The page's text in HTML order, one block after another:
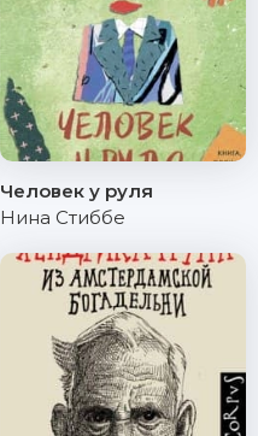
Человек у руля
Нина Стиббе